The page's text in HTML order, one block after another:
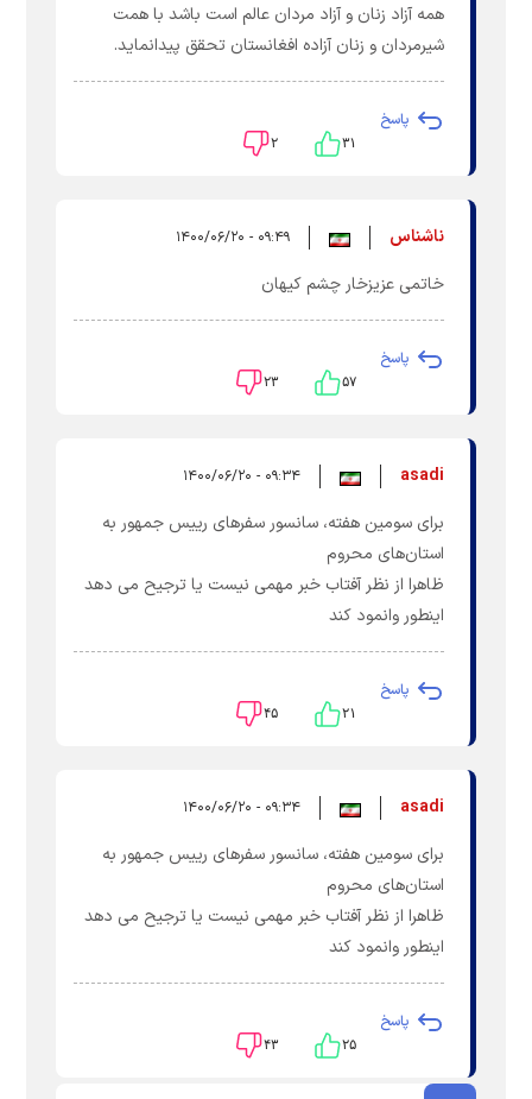
همه آزاد زنان و آزاد مردان عالم است باشد با همت
شیرمردان و زنان آزاده افغانستان تحقق پیدانماید.
پاسخ
۳۱ ۲
ناشناس ۰۹:۴۹ - ۱۴۰۰/۰۶/۲۰
خاتمی عزیزخار چشم کیهان
پاسخ
۵۷ ۲۳
asadi ۰۹:۳۴ - ۱۴۰۰/۰۶/۲۰
برای سومین هفته، سانسور سفرهای رییس جمهور به
استان‌های محروم
ظاهرا از نظر آفتاب خبر مهمی نیست یا ترجیح می دهد
اینطور وانمود کند
پاسخ
۲۱ ۴۵
asadi ۰۹:۳۴ - ۱۴۰۰/۰۶/۲۰
برای سومین هفته، سانسور سفرهای رییس جمهور به
استان‌های محروم
ظاهرا از نظر آفتاب خبر مهمی نیست یا ترجیح می دهد
اینطور وانمود کند
پاسخ
۲۵ ۴۳